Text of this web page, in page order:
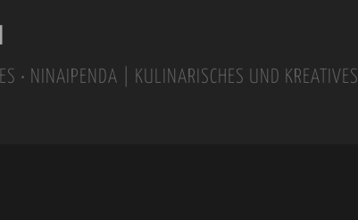
• NINAIPENDA | KULINARISCHES UND KREATIVES